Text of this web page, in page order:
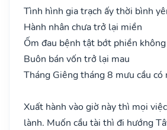
Tình hình gia trạch ấy thời bình
Hành nhân chưa trở lại miền
Ốm đau bệnh tật bớt phiền
Buôn bán vốn trở lại mau
Tháng Giêng tháng 8 mưu cầu có
Xuất hành vào giờ này thì mọi
lành. Muốn cầu tài thì đi hướng